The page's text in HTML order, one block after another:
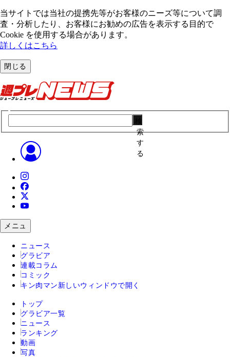
当サイトでは当社の提携先等がお客様のニーズ等について調
査・分析したり、お客様にお勧めの広告を表⽰する⽬的で
Cookie を使⽤する場合があります。
詳しくはこちら
閉じる
索
す
る
メニュ
ニュース
グラビア
連載コラム
コミック
キン肉マン 新しいウィンドウで開く
トップ
グラビア一覧
ニュース
ランキング
動画
写真